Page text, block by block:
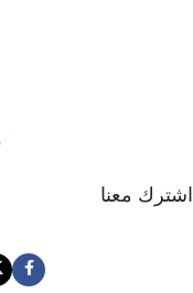
اشترك معنا